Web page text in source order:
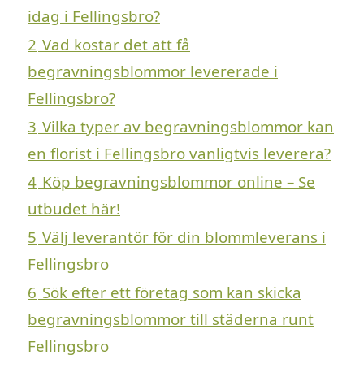
idag i Fellingsbro?
2 Vad kostar det att få
begravningsblommor levererade i
Fellingsbro?
3 Vilka typer av begravningsblommor kan
en florist i Fellingsbro vanligtvis leverera?
4 Köp begravningsblommor online – Se
utbudet här!
5 Välj leverantör för din blommleverans i
Fellingsbro
6 Sök efter ett företag som kan skicka
begravningsblommor till städerna runt
Fellingsbro